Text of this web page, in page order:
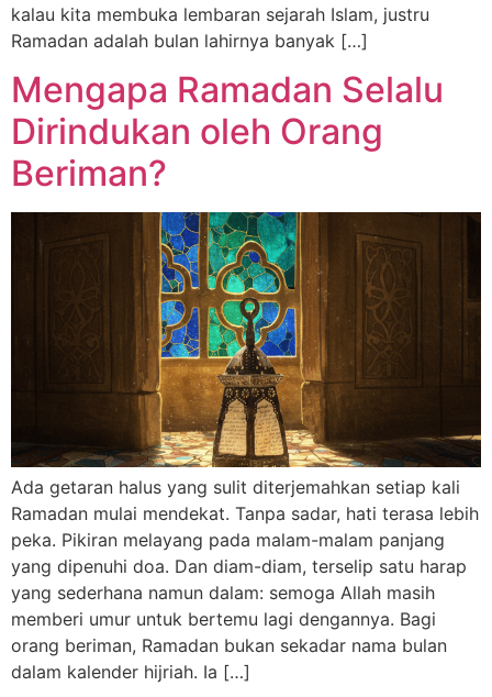
kalau kita membuka lembaran sejarah Islam, justru
Ramadan adalah bulan lahirnya banyak […]
Mengapa Ramadan Selalu
Dirindukan oleh Orang
Beriman?
Ada getaran halus yang sulit diterjemahkan setiap kali
Ramadan mulai mendekat. Tanpa sadar, hati terasa lebih
peka. Pikiran melayang pada malam-malam panjang
yang dipenuhi doa. Dan diam-diam, terselip satu harap
yang sederhana namun dalam: semoga Allah masih
memberi umur untuk bertemu lagi dengannya. Bagi
orang beriman, Ramadan bukan sekadar nama bulan
dalam kalender hijriah. Ia […]